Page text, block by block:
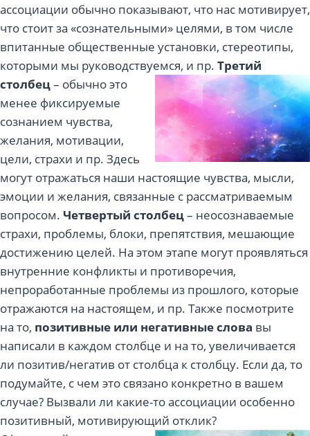
ассоциации обычно показывают, что нас мотивирует,
что стоит за «сознательными» целями, в том числе
впитанные общественные установки, стереотипы,
которыми мы руководствуемся, и пр. Третий
столбец– обычно это
менее фиксируемые
сознанием чувства,
желания, мотивации,
цели, страхи и пр. Здесь
могут отражаться наши настоящие чувства, мысли,
эмоции и желания, связанные с рассматриваемым
вопросом. Четвертый столбец– неосознаваемые
страхи, проблемы, блоки, препятствия, мешающие
достижению целей. На этом этапе могут проявляться
внутренние конфликты и противоречия,
непроработанные проблемы из прошлого, которые
отражаются на настоящем, и пр. Также посмотрите
на то, позитивные или негативные слова вы
написали в каждом столбце и на то, увеличивается
ли позитив/негатив от столбца к столбцу. Если да, то
подумайте, с чем это связано конкретно в вашем
случае? Вызвали ли какие-то ассоциации особенно
позитивный, мотивирующий отклик?